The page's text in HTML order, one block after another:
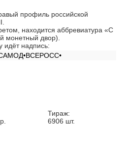
профиль российской
находится аббревиатура «С
монетный двор).
идёт надпись:
Тираж:
6906 шт.